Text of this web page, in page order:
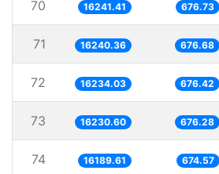
70 16241.41 676.73
71 16240.36 676.68
72 16234.03 676.42
73 16230.60 676.28
74 16189.61 674.57